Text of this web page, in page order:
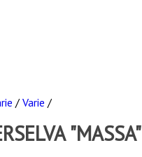
/ Varie /
"MASSA"